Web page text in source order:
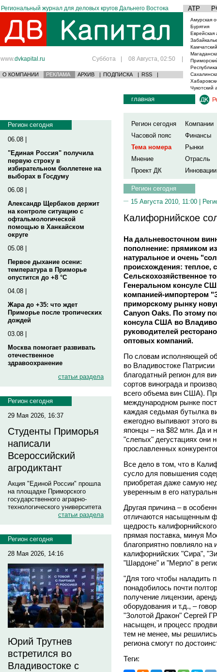
Региональный журнал для деловых кругов Дальнего Востока АТР
www.dvkapital.ru Суббота | 08 Августа, 02:50 |
О КОМПАНИИ РЕКЛАМА АРХИВ | ПОДПИСКА | RSS |
Амурская
Бурятия
Еврейская
Чукотский
Регион сегодня
06.08 |
"Единая Россия" получила
первую строку в
избирательном бюллетене на
выборах в Госдуму
06.08 |
Александр Щербаков держит
на контроле ситуацию с
офтальмологической
помощью в Ханкайском
округе
05.08 |
Первое дыхание осени:
температура в Приморье
опустится до +8 °C
04.08 |
Жара до +35: что ждет
Приморье после тропических
дождей
03.08 |
Москва помогает развивать
отечественное
здравоохранение
статьи раздела
Регион сегодня
29 Мая 2026, 16:37
Студенты Приморья
написали
Всероссийский
агродиктант
Акция "Единой России" прошла
на площадке Приморского
государственного аграрно-
технологического университета
статьи раздела
Регион сегодня
28 Мая 2026, 14:16
Юрий Трутнев
встретился во
Владивостоке с
главная
Регион сегодня
Компании
Часовой пояс
Финансы
Тема номера
Рынки
Мнение
Отрасль
Проект ДК
Инновации
Регион сегодня
15 Августа 2010, 11:00 |
Калифорнийское
На дальневосточном
пополнение: прямиком
натуральное и очень
происхождения: теплое,
Сельскохозяйственное
Генеральном консуле
компанией-импортером
приморскому рынку
Canyon Oaks. По этому
консула США во
руководителей
оптовых компаний.
По словам исполняющей
во Владивостоке
благодатный регион для
сортов винограда и
всего объема вин США).
международном рынке
каждая седьмая бутылка
ежегодно выпивают этого
японцы – на $82 млн. Да и
"слепых" дегустациях они
прославленных
Все дело в том, что в
сусло для повышения
приобретая даже самую
уверенным в его
Другая причина – в
отличаются насыщенным
щедрость
прямая поставка, минуя
благоприятно повлияло на
калифорнийских "Сира",
"Шардоне" и "Мерло" в
"Для того чтобы наладить
понадобилось почти
получение лицензии,
оборудования и т.д., –
"Золотой Дракон" Сергей
насыщен, и процесс
тем не менее, мы
региона смогут по
Теги: